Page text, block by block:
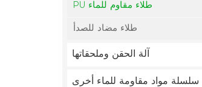
PU طلاء مقاوم للماء
طلاء مضاد للصدأ
آلة الحقن وملحقاتها
سلسلة مواد مقاومة للماء أخرى